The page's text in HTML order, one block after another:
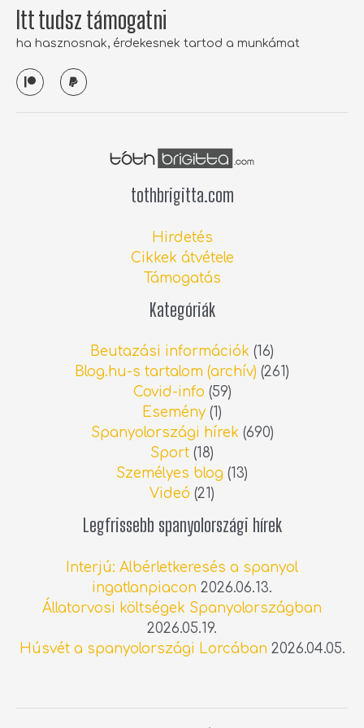
Itt tudsz támogatni
ha hasznosnak, érdekesnek tartod a munkámat
P
a
t
P
a
y
tothbrigitta.com
Hirdetés
Cikkek átvétele
Támogatás
Kategóriák
Beutazási információk (16)
Blog.hu-s tartalom (archív) (261)
Covid-info (59)
Esemény(1)
Spanyolországi hírek (690)
Sport (18)
Személyes blog (13)
Videó (21)
Legfrissebb spanyolországi hírek
Interjú: Albérletkeresés a spanyol
ingatlanpiacon 2026.06.13.
Állatorvosi költségek Spanyolországban
2026.05.19.
Húsvét a spanyolországi Lorcában 2026.04.05.